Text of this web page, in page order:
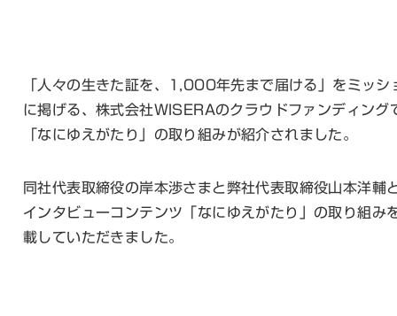
「人々の生きた証を、1,000年先まで届ける」をミッシ
に掲げる、株式会社WISERAのクラウドファンディング
「なにゆえがたり」の取り組みが紹介されました。
同社代表取締役の岸本渉さまと弊社代表取締役山本洋輔
インタビューコンテンツ「なにゆえがたり」の取り組み
載していただきました。